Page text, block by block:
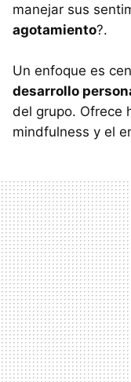
manejar sus
agotamiento?.
Un enfoque es
desarrollo
del grupo. Ofrece
mindfulness y el